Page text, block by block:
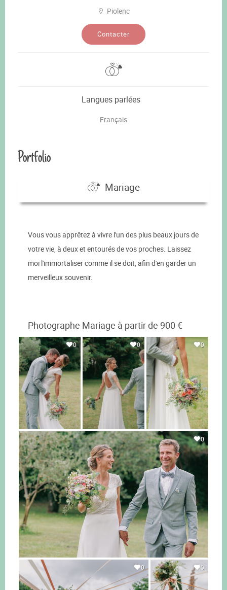
Piolenc
Contacter
Langues parlées
Français
Portfolio
Mariage
Vous vous apprêtez à vivre l'un des plus beaux jours de
votre vie, à deux et entourés de vos proches. Laissez
moi l'immortaliser comme il se doit, afin d'en garder un
merveilleux souvenir.
Photographe Mariage à partir de 900 €
0 0 0
0
0 0